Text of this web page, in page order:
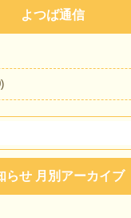
よつば通信
らせ 月別アーカイブ